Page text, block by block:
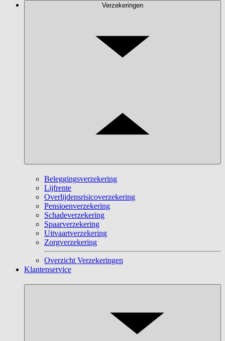
Verzekeringen
Beleggingsverzekering
Lijfrente
Overlijdensrisicoverzekering
Pensioenverzekering
Schadeverzekering
Spaarverzekering
Uitvaartverzekering
Zorgverzekering
Overzicht Verzekeringen
Klantenservice